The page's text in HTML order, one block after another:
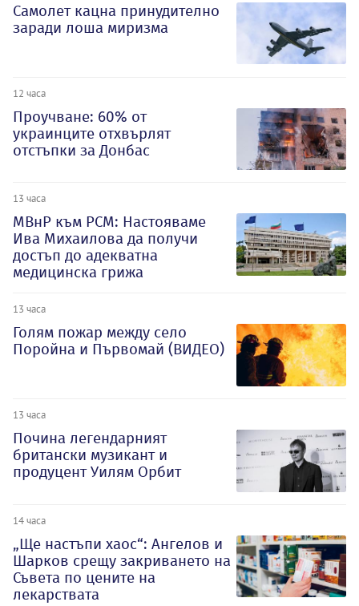
Самолет кацна принудително
заради лоша миризма
12 часа
Проучване: 60% от
украинците отхвърлят
отстъпки за Донбас
13 часа
МВнР към РСМ: Настояваме
Ива Михаилова да получи
достъп до адекватна
медицинска грижа
13 часа
Голям пожар между село
Поройна и Първомай (ВИДЕО)
13 часа
Почина легендарният
британски музикант и
продуцент Уилям Орбит
14 часа
„Ще настъпи хаос“: Ангелов и
Шарков срещу закриването на
Съвета по цените на
лекарствата